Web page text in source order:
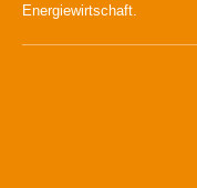
Energiewirtschaft.